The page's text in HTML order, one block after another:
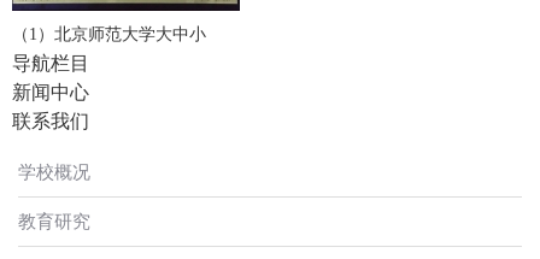
（1）北京师范大学大中小
导航栏目
新闻中心
联系我们
学校概况
教育研究